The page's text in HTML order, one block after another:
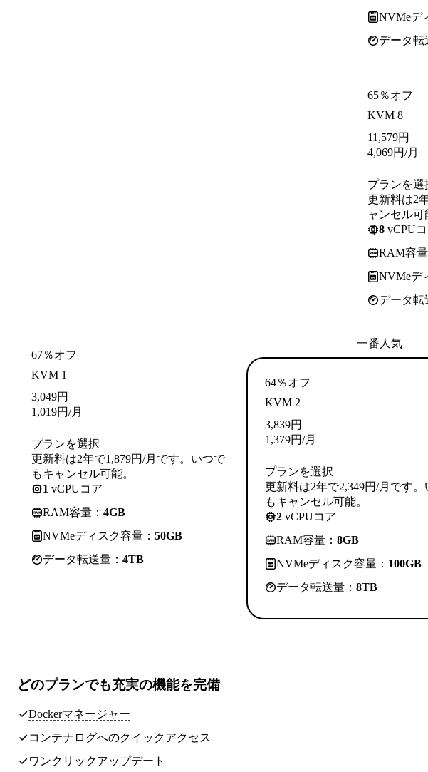
NVMeデ
データ転
65％オフ
KVM 8
11,579円
4,069円/月
プランを選
更新料は2
ャンセル可
8 vCPU
RAM容量
NVMeデ
データ転
67％オフ
KVM 1
3,049円
1,019円/月
プランを選択
更新料は2年で1,879円/月です。いつで
もキャンセル可能。
1 vCPUコア
RAM容量： 4GB
NVMeディスク容量： 50GB
データ転送量： 4TB
一番人気
64％オフ
KVM 2
3,839円
1,379円/月
プランを選択
更新料は2年で2,349円/月です。
もキャンセル可能。
2 vCPUコア
RAM容量： 8GB
NVMeディスク容量： 100GB
データ転送量： 8TB
どのプランでも充実の機能を完備
Dockerマネージャー
コンテナログへのクイックアクセス
ワンクリックアップデート